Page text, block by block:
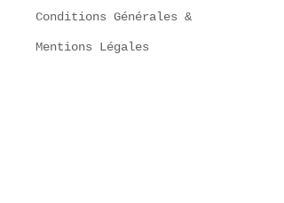
Conditions Générales &
Mentions Légales